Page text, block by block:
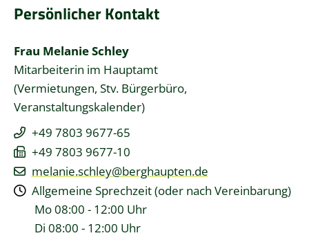
Persönlicher Kontakt
Frau MelanieSchley
Mitarbeiterin im Hauptamt
(Vermietungen, Stv. Bürgerbüro,
Veranstaltungskalender)
+49 7803 9677-65
+49 7803 9677-10
melanie.schley@berghaupten.de
Allgemeine Sprechzeit (oder nach Vereinbarung)
Mo08:00 - 12:00 Uhr
Di 08:00 - 12:00 Uhr